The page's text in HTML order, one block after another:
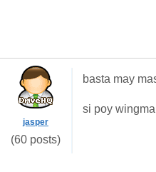
jasper
(60 posts)
basta may
si poy